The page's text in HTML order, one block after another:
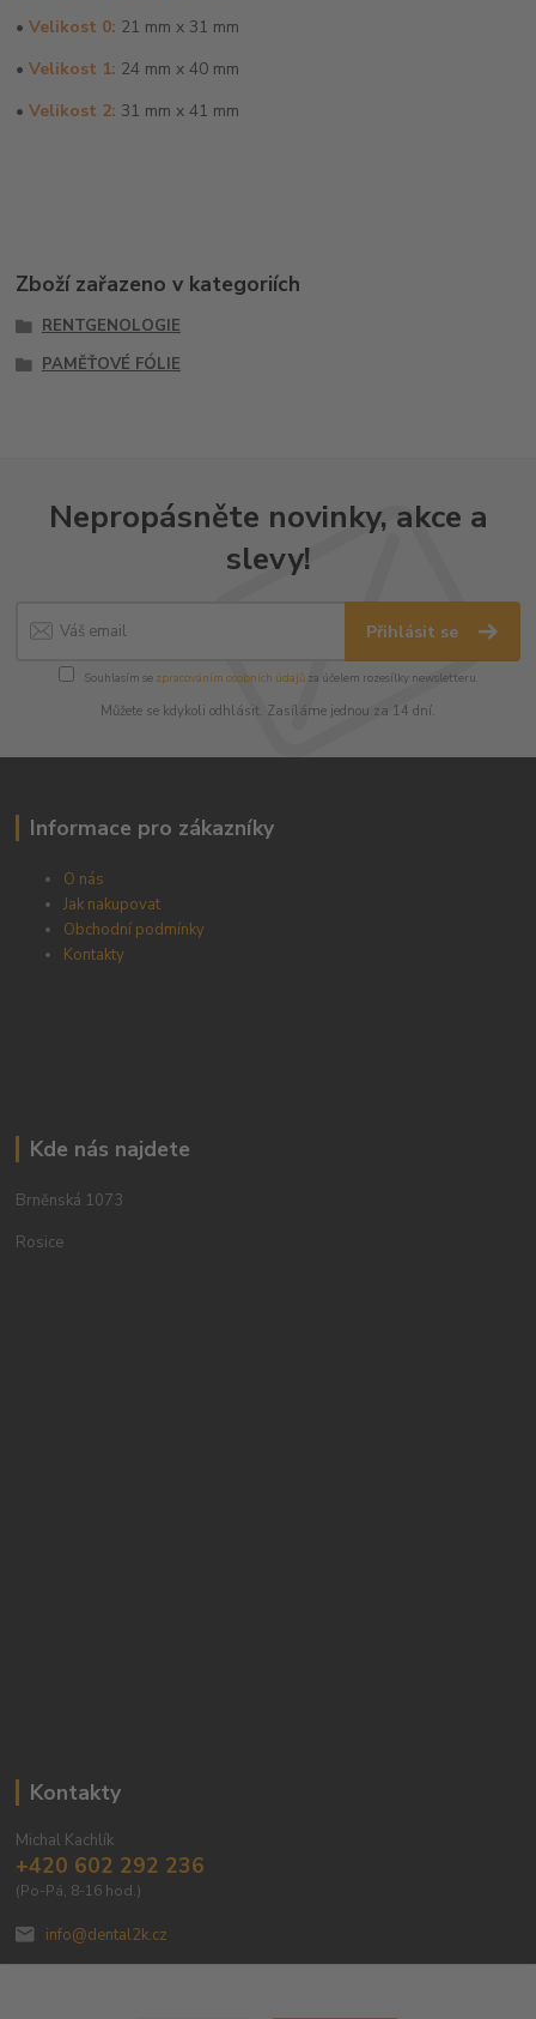
• Velikost 0: 21 mm x 31 mm
•Velikost 1: 24 mm x 40 mm
•Velikost 2: 31 mm x 41 mm
Zboží zařazeno v kategoriích
RENTGENOLOGIE
PAMĚŤOVÉ FÓLIE
Nepropásněte novinky, akce a
slevy!
Přihlásit se
Souhlasím se zpracováním osobních údajůza účelem rozesílky newsletteru.
Můžete se kdykoli odhlásit. Zasíláme jednou za 14 dní.
Informace pro zákazníky
O nás
Jak nakupovat
Obchodní podmínky
Kontakty
Kde nás najdete
Brněnská 1073
Rosice
Kontakty
Michal Kachlík
+420 602 292 236
(Po-Pá, 8-16 hod.)
info@dental2k.cz